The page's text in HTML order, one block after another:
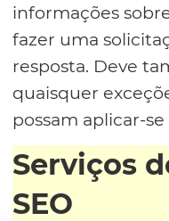
informações
fazer uma
resposta. Deve
quaisquer
possam aplicar-
Serviços
SEO